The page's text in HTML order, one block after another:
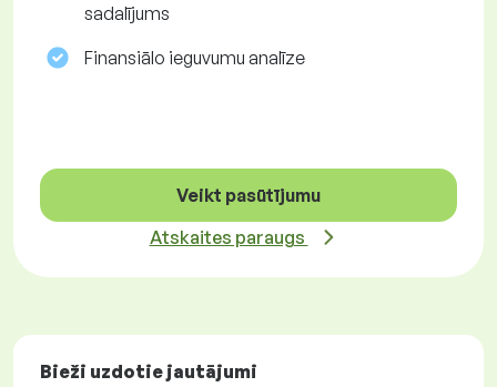
sadalījums
Finansiālo ieguvumu analīze
Veikt pasūtījumu
Atskaites paraugs
Bieži uzdotie jautājumi